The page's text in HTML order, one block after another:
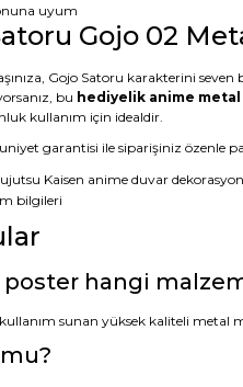
uyum
Gojo 02
Gojo Satoru karakterini
bu hediyelik anime
kullanım için idealdir.
garantisi ile siparişiniz özenle
hangi
sunan yüksek kaliteli metal